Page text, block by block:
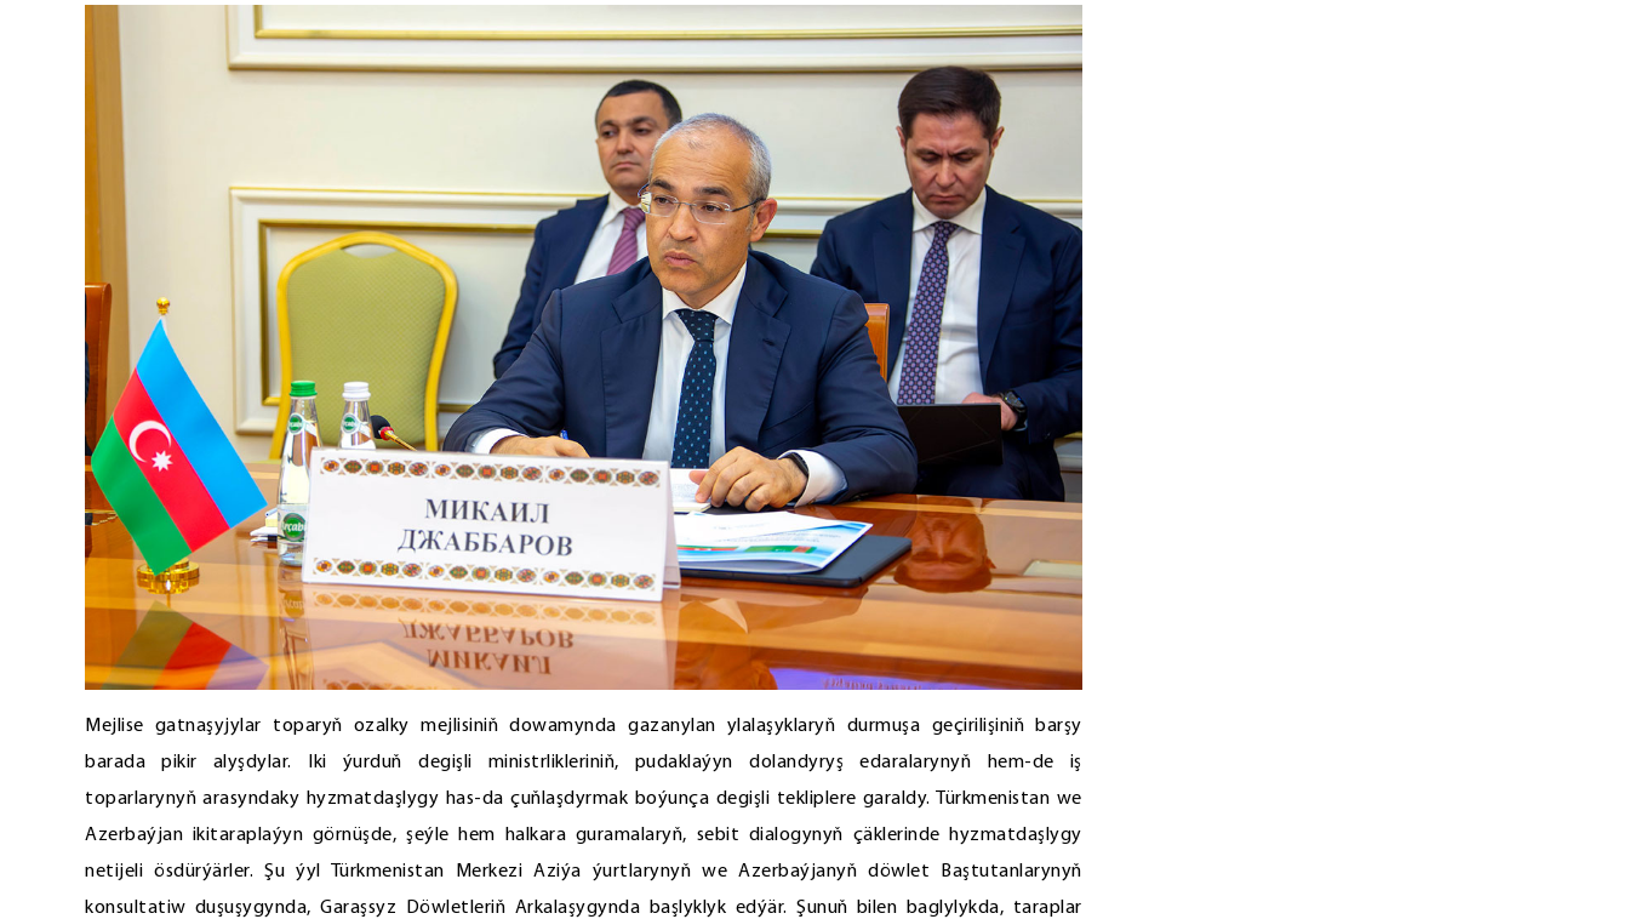
Mejlise gatnaşyjylar toparyň ozalky mejlisiniň dowamynda gazanylan ylalaşyklaryň durmuşa geçirilişiniň barşy
barada pikir alyşdylar. Iki ýurduň degişli ministrlikleriniň, pudaklaýyn dolandyryş edaralarynyň hem-de iş
toparlarynyň arasyndaky hyzmatdaşlygy has-da çuňlaşdyrmak boýunça degişli tekliplere garaldy. Türkmenistan we
Azerbaýjan ikitaraplaýyn görnüşde, şeýle hem halkara guramalaryň, sebit dialogynyň çäklerinde hyzmatdaşlygy
netijeli ösdürýärler. Şu ýyl Türkmenistan Merkezi Aziýa ýurtlarynyň we Azerbaýjanyň döwlet Baştutanlarynyň
konsultatiw duşuşygynda, Garaşsyz Döwletleriň Arkalaşygynda başlyklyk edýär. Şunuň bilen baglylykda, taraplar